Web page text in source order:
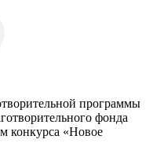
программы
фонда
конкурса «Новое